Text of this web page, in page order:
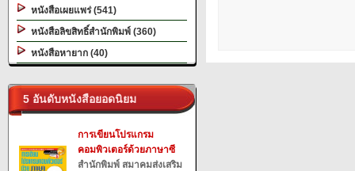
หนังสือเผยแพร่ (541)
หนังสือลิขสิทธิ์สำนักพิมพ์ (360)
หนังสือหายาก (40)
5 อันดับหนังสือยอดนิยม
การเขียนโปรแกรม
คอมพิวเตอร์ด้วยภาษาซี
สำนักพิมพ์ สมาคมส่งเสริม